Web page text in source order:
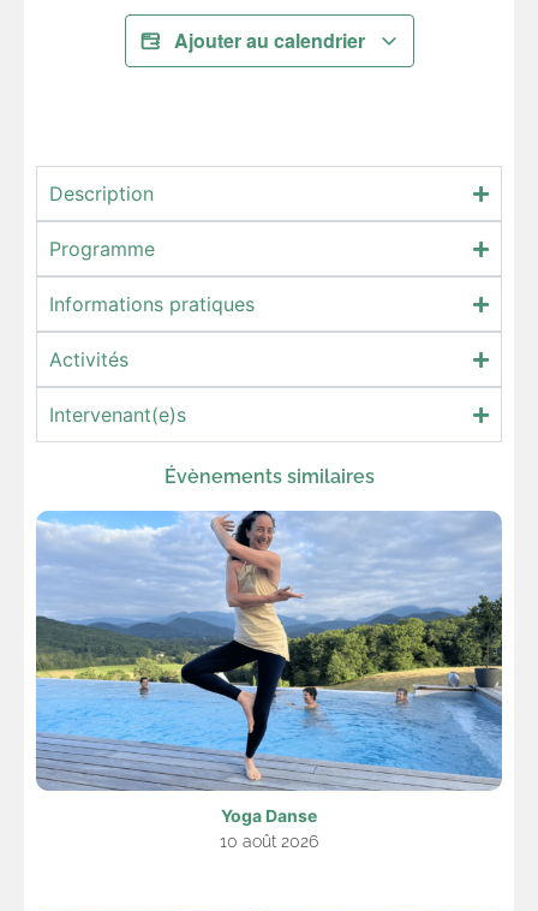
Ajouter au calendrier
Description
Programme
Informations pratiques
Activités
Intervenant(e)s
Évènements similaires
Yoga Danse
10 août 2026